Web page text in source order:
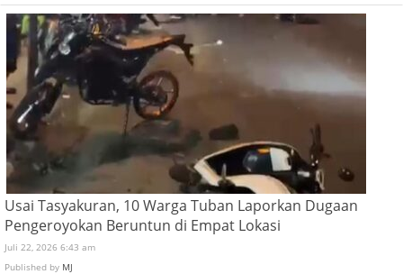
Usai Tasyakuran, 10 Warga Tuban Laporkan Dugaan
Pengeroyokan Beruntun di Empat Lokasi
Juli 22, 2026 6:43 am
Published by MJ